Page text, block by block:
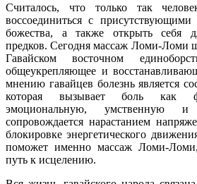
Считалось, что только так
воссоединиться с
божества, а также открыть себя
предков. Сегодня массаж Ломи-Ломи
Гавайском восточном
общеукрепляющее и
мнению гавайцев болезнь является
которая вызывает боль как
эмоциональную, умственную и
сопровождается нарастанием
блокировке энергетического
поможет именно массаж Ломи-
путь к исцелению.